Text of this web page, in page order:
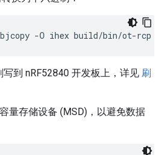
-O ihex build/bin/ot-rcp
写到 nRF52840 开发板上，详见 刷
量存储设备 (MSD)，以避免数据